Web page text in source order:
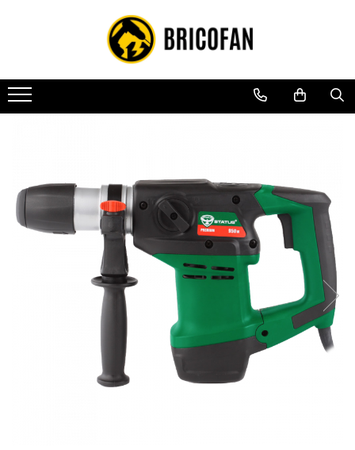
Toate Produsele
Vehicule electrice
Atv
Masini electrice
Motocross
Piese de schimb vehicule electrice
Scutere pe benzina
Tricicluri cargo fara permis
Trotinete electrice
Biciclete, trotinete, triciclete